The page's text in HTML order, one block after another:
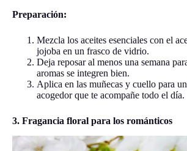
Preparación:
Mezcla los aceites esenciales con el
jojoba en un frasco de vidrio.
Deja reposar al menos una semana
aromas se integren bien.
Aplica en las muñecas y cuello para
acogedor que te acompañe todo el día.
3. Fragancia floral para los románticos